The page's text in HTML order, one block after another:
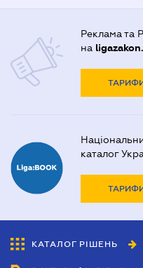
Реклама та
на
каталог
КАТАЛОГ РІШЕНЬ